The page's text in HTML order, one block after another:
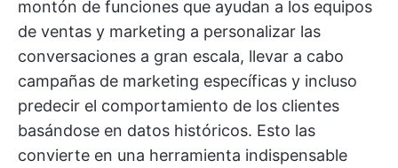
montón de funciones que ayudan a los equipos
de ventas y marketing a personalizar las
conversaciones a gran escala, llevar a cabo
campañas de marketing específicas y incluso
predecir el comportamiento de los clientes
basándose en datos históricos. Esto las
convierte en una herramienta indispensable